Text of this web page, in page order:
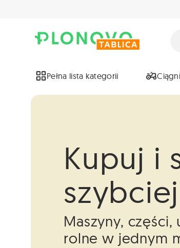
Pełna lista kategorii
Kupuj i
Maszyny, części,
rolne w jednym